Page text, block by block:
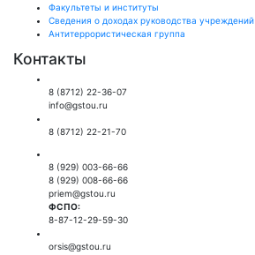
Факультеты и институты
Сведения о доходах руководства учреждений
Антитеррористическая группа
Контакты
8 (8712) 22-36-07
info@gstou.ru
8 (8712) 22-21-70
8 (929) 003-66-66
8 (929) 008-66-66
priem@gstou.ru
ФСПО:
8-87-12-29-59-30
orsis@gstou.ru